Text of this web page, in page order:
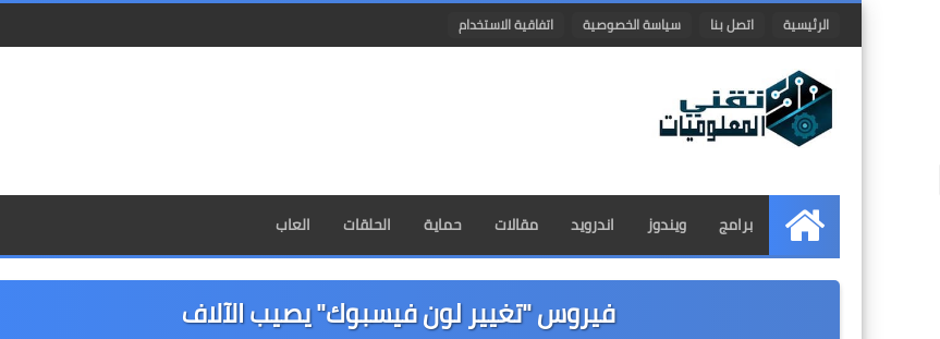
الرئيسية اتصل بنا سياسة الخصوصية اتفاقية الاستخدام
الرئيسية
برامج ويندوز اندرويد مقالات حماية الحلقات العاب
فيروس "تغيير لون فيسبوك" يصيب الآلاف